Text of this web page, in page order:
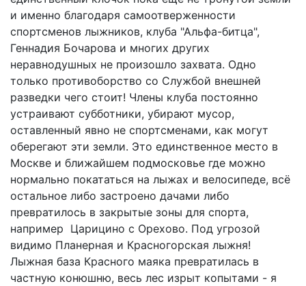
и именно благодаря самоотверженности
спортсменов лыжников, клуба "Альфа-битца",
Геннадия Бочарова и многих других
неравнодушных не произошло захвата. Одно
только противоборство со Службой внешней
разведки чего стоит! Члены клуба постоянно
устраивают субботники, убирают мусор,
оставленный явно не спортсменами, как могут
оберегают эти земли. Это единственное место в
Москве и ближайшем подмосковье где можно
нормально покататься на лыжах и велосипеде, всё
остальное либо застроено дачами либо
превратилось в закрытые зоны для спорта,
например Царицино с Орехово. Под угрозой
видимо Планерная и Красногорская лыжня!
Лыжная база Красного маяка превратилась в
частную конюшню, весь лес изрыт копытами - я